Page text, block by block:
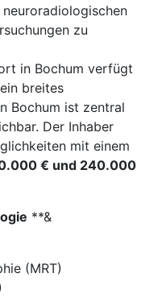
zu
in Bochum verfügt
breites
Bochum ist zentral
Der Inhaber
mit einem
€ und 240.000
**&
(MRT)